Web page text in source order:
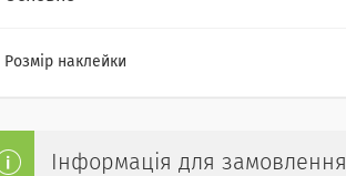
Розмір наклейки
Інформація для замовлення